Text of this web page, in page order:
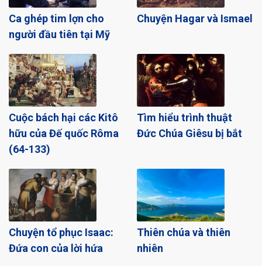
Ca ghép tim lợn cho
người đầu tiên tại Mỹ
Chuyện Hagar và Ismael
Cuộc bách hại các Kitô
hữu của Đế quốc Rôma
(64-133)
Tìm hiểu trình thuật
Đức Chúa Giêsu bị bắt
Chuyện tổ phục Isaac:
Đứa con của lời hứa
Thiên chúa và thiên
nhiên